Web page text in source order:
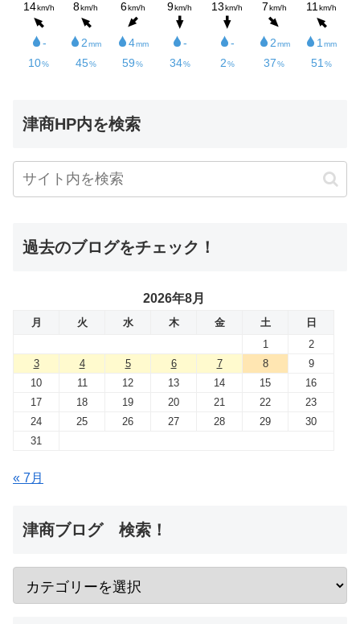
津商HP内を検索
過去のブログをチェック！
2026年8月
月 火 水 木 金 土
日
1
2
3
4 5 6 7 8
9
10
11 12 13 14 15
16
17
18 19 20 21 22
23
24
25 26 27 28 29
30
31
« 7月
津商ブログ 検索！